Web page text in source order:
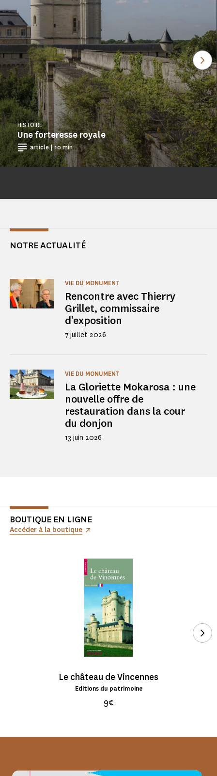
Une forteresse royale
HISTOIRE
article | 10 min
NOTRE ACTUALITÉ
Rencontre avec Thierry
Grillet, commissaire
d'exposition
VIE DU MONUMENT
7 juillet 2026
La Gloriette Mokarosa : une
nouvelle offre de
restauration dans la cour
du donjon
VIE DU MONUMENT
13 juin 2026
BOUTIQUE EN LIGNE
Accéder à la boutique
Le château de Vincennes
Editions du patrimoine
9€